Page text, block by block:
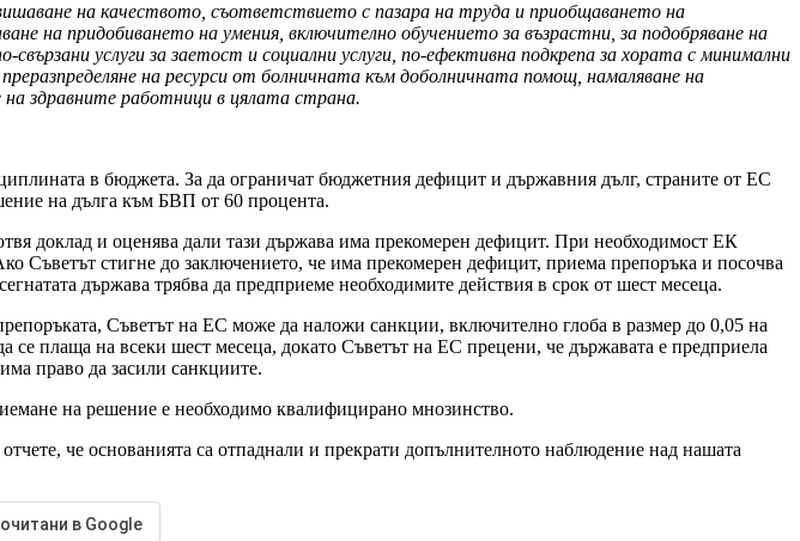
на качеството, съответствието с пазара на труда и приобщаването на
на придобиването на умения, включително обучението за възрастни, за подобряване на
услуги за заетост и социални услуги, по-ефективна подкрепа за хората с минимални
на ресурси от болничната към доболничната помощ, намаляване на
здравните работници в цялата страна.
в бюджета. За да ограничат бюджетния дефицит и държавния дълг, страните от ЕС
на дълга към БВП от 60 процента.
доклад и оценява дали тази държава има прекомерен дефицит. При необходимост ЕК
Съветът стигне до заключението, че има прекомерен дефицит, приема препоръка и посочва
държава трябва да предприеме необходимите действия в срок от шест месеца.
Съветът на ЕС може да наложи санкции, включително глоба в размер до 0,05 на
се плаща на всеки шест месеца, докато Съветът на ЕС прецени, че държавата е предприела
право да засили санкциите.
на решение е необходимо квалифицирано мнозинство.
че основанията са отпаднали и прекрати допълнителното наблюдение над нашата
в Google